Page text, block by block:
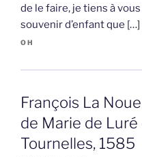
de le faire, je tiens à
souvenir d’enfant que […]
OH
François La
de Marie de
Tournelles, 1585